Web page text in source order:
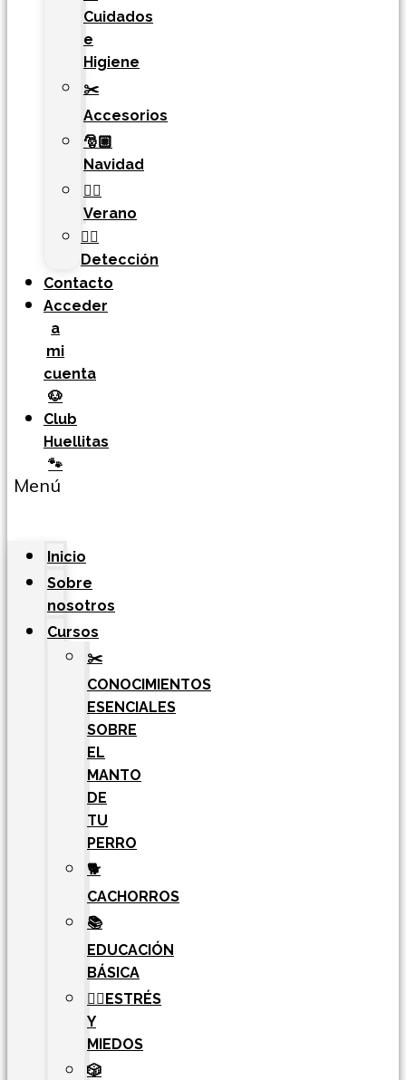
Cuidados
e
Higiene
✂️
Accesorios
🎅🏼
Navidad
🏄‍♀️
Verano
🐕‍🦺
Detección
Contacto
Acceder
a
mi
cuenta
🐶
Club
Huellitas
🐾
Menú
Inicio
Sobre
nosotros
Cursos
✂️
CONOCIMIENTOS
ESENCIALES
SOBRE
EL
MANTO
DE
TU
PERRO
🐕
CACHORROS
📚
EDUCACIÓN
BÁSICA
🧘‍♀️ESTRÉS
Y
MIEDOS
🎲